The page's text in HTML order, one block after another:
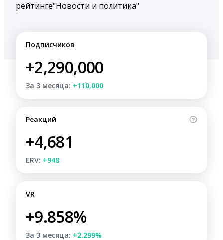
рейтинге"Новости и политика"
Подписчиков
+2,290,000
За 3 месяца: +110,000
Реакций
+4,681
ERV: +948
VR
+9.858%
За 3 месяца: +2.299%